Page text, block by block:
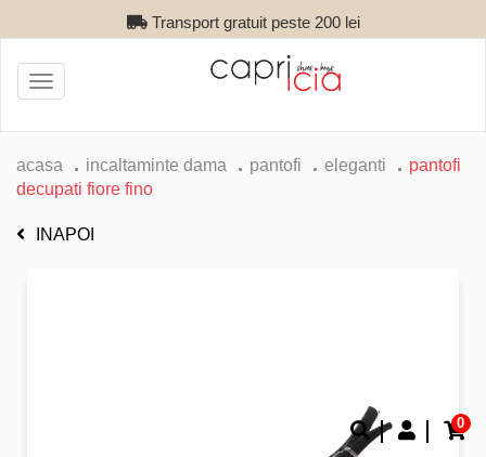
Transport gratuit peste 200 lei
0
Toggle
navigation
acasa incaltaminte dama pantofi eleganti
pantofi
decupati fiore fino
INAPOI